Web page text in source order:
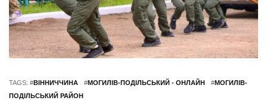
TAGS: #ВІННИЧЧИНА #МОГИЛІВ-ПОДІЛЬСЬКИЙ - ОНЛАЙН #МОГИЛІВ-
ПОДІЛЬСЬКИЙ РАЙОН